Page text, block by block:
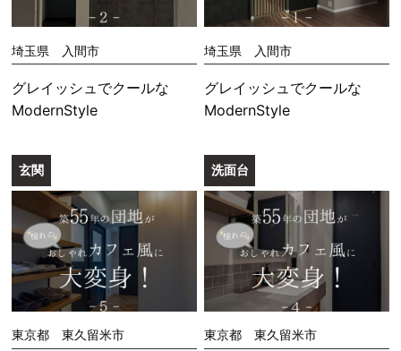
埼玉県 入間市
グレイッシュでクールな
ModernStyle
埼玉県 入間市
グレイッシュでクールな
ModernStyle
玄関
東京都 東久留米市
洗面台
東京都 東久留米市